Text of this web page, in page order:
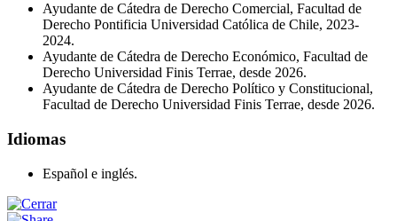
Ayudante de Cátedra de Derecho Comercial, Facultad de
Derecho Pontificia Universidad Católica de Chile, 2023-
2024.
Ayudante de Cátedra de Derecho Económico, Facultad de
Derecho Universidad Finis Terrae, desde 2026.
Ayudante de Cátedra de Derecho Político y Constitucional,
Facultad de Derecho Universidad Finis Terrae, desde 2026.
Idiomas
Español e inglés.